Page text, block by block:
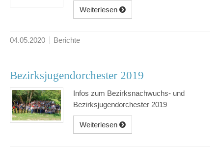
Weiterlesen
04.05.2020 Berichte
Bezirksjugendorchester 2019
Infos zum Bezirksnachwuchs- und
Bezirksjugendorchester 2019
Weiterlesen